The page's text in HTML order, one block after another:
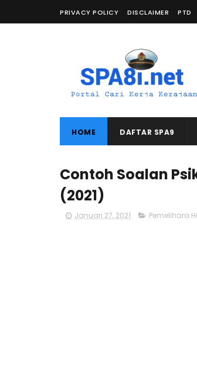
PRIVACY POLICY DISCLAIMER PTD
HOME DAFTAR SPA9
Contoh Soalan
(2021)
Januari 27, 2021 Pemelihara